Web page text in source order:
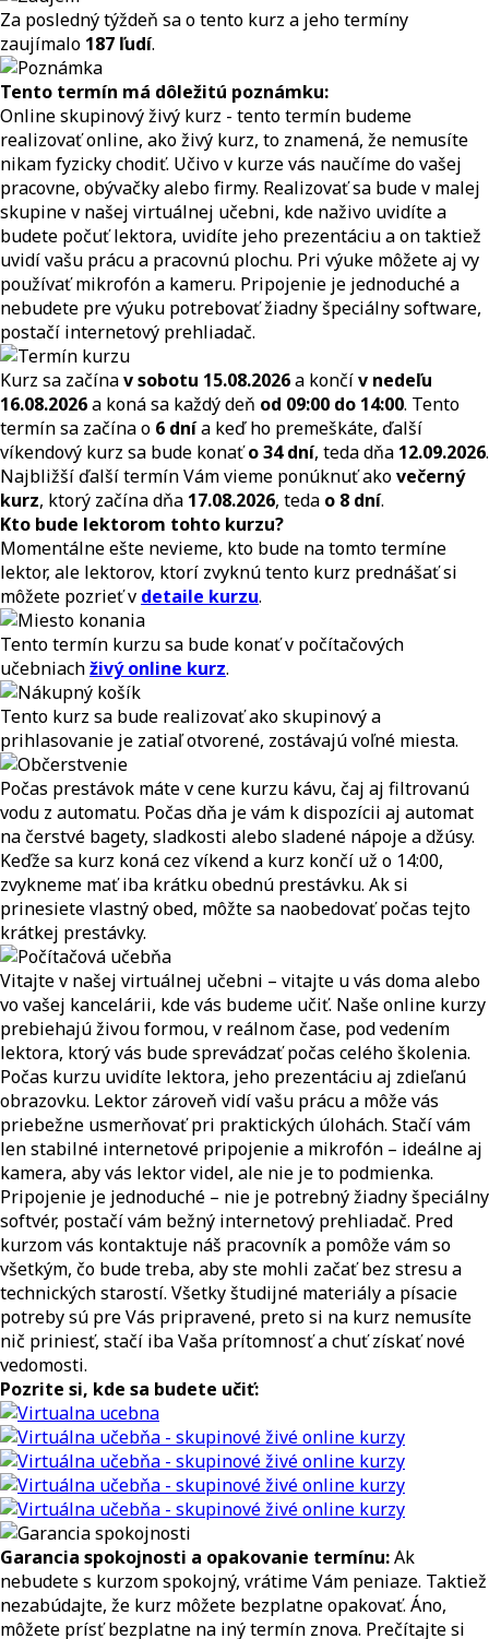
Za posledný týždeň sa o tento kurz a jeho termíny
zaujímalo 187 ľudí.
Tento termín má dôležitú poznámku:
Online skupinový živý kurz - tento termín budeme
realizovať online, ako živý kurz, to znamená, že nemusíte
nikam fyzicky chodiť. Učivo v kurze vás naučíme do vašej
pracovne, obývačky alebo firmy. Realizovať sa bude v malej
skupine v našej virtuálnej učebni, kde naživo uvidíte a
budete počuť lektora, uvidíte jeho prezentáciu a on taktiež
uvidí vašu prácu a pracovnú plochu. Pri výuke môžete aj vy
používať mikrofón a kameru. Pripojenie je jednoduché a
nebudete pre výuku potrebovať žiadny špeciálny software,
postačí internetový prehliadač.
Kurz sa začínav sobotu 15.08.2026a končív nedeľu
16.08.2026a koná sa každý deň od 09:00 do 14:00. Tento
termín sa začína o 6 dnía keď ho premeškáte, ďalší
víkendový kurz sa bude konaťo 34 dní, teda dňa 12.09.2026.
Najbližší ďalší termín Vám vieme ponúknuť akovečerný
kurz, ktorý začína dňa 17.08.2026, teda o 8 dní.
Kto bude lektorom tohto kurzu?
Momentálne ešte nevieme, kto bude na tomto termíne
lektor, ale lektorov, ktorí zvyknú tento kurz prednášať si
môžete pozrieť v detaile kurzu.
Tento termín kurzu sa bude konať v počítačových
učebniachživý online kurz.
Tento kurz sa bude realizovať ako skupinový a
prihlasovanie je zatiaľ otvorené, zostávajú voľné miesta.
Počas prestávok máte v cene kurzu kávu, čaj aj filtrovanú
vodu z automatu. Počas dňa je vám k dispozícii aj automat
na čerstvé bagety, sladkosti alebo sladené nápoje a džúsy.
Keďže sa kurz koná cez víkend a kurz končí už o 14:00,
zvykneme mať iba krátku obednú prestávku. Ak si
prinesiete vlastný obed, môžte sa naobedovať počas tejto
krátkej prestávky.
Vitajte v našej virtuálnej učebni – vitajte u vás doma alebo
vo vašej kancelárii, kde vás budeme učiť. Naše online kurzy
prebiehajú živou formou, v reálnom čase, pod vedením
lektora, ktorý vás bude sprevádzať počas celého školenia.
Počas kurzu uvidíte lektora, jeho prezentáciu aj zdieľanú
obrazovku. Lektor zároveň vidí vašu prácu a môže vás
priebežne usmerňovať pri praktických úlohách. Stačí vám
len stabilné internetové pripojenie a mikrofón – ideálne aj
kamera, aby vás lektor videl, ale nie je to podmienka.
Pripojenie je jednoduché – nie je potrebný žiadny špeciálny
softvér, postačí vám bežný internetový prehliadač. Pred
kurzom vás kontaktuje náš pracovník a pomôže vám so
všetkým, čo bude treba, aby ste mohli začať bez stresu a
technických starostí. Všetky študijné materiály a písacie
potreby sú pre Vás pripravené, preto si na kurz nemusíte
nič priniesť, stačí iba Vaša prítomnosť a chuť získať nové
vedomosti.
Pozrite si, kde sa budete učiť:
Garancia spokojnosti a opakovanie termínu:Ak
nebudete s kurzom spokojný, vrátime Vám peniaze. Taktiež
nezabúdajte, že kurz môžete bezplatne opakovať. Áno,
môžete prísť bezplatne na iný termín znova. Prečítajte si